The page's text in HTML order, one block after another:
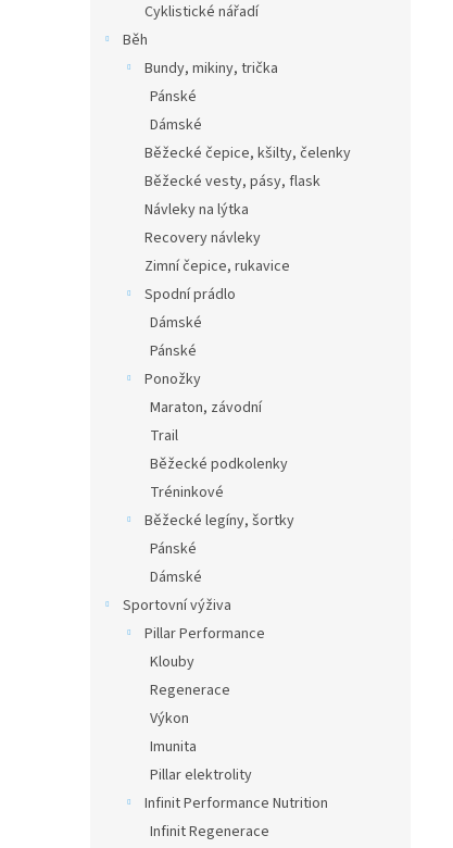
Cyklistické nářadí
Běh
Bundy, mikiny, trička
Pánské
Dámské
Běžecké čepice, kšilty, čelenky
Běžecké vesty, pásy, flask
Návleky na lýtka
Recovery návleky
Zimní čepice, rukavice
Spodní prádlo
Dámské
Pánské
Ponožky
Maraton, závodní
Trail
Běžecké podkolenky
Tréninkové
Běžecké legíny, šortky
Pánské
Dámské
Sportovní výživa
Pillar Performance
Klouby
Regenerace
Výkon
Imunita
Pillar elektrolity
Infinit Performance Nutrition
Infinit Regenerace